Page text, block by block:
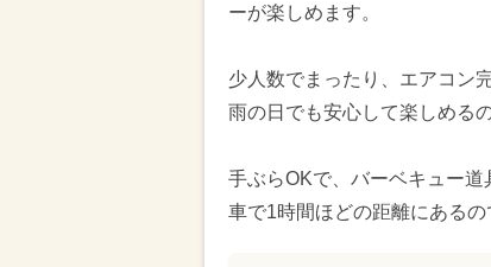
ーが楽しめます。
少人数でまったり、エアコン
雨の日でも安心して楽しめる
手ぶらOKで、バーベキュー
車で1時間ほどの距離にあるの